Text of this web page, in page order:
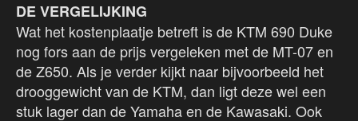
DE VERGELIJKING
Wat het kostenplaatje betreft is de KTM 690 Duke
nog fors aan de prijs vergeleken met de MT-07 en
de Z650. Als je verder kijkt naar bijvoorbeeld het
drooggewicht van de KTM, dan ligt deze wel een
stuk lager dan de Yamaha en de Kawasaki. Ook